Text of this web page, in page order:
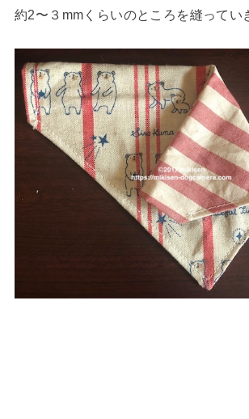
約2〜３mmくらいのところを縫ってい